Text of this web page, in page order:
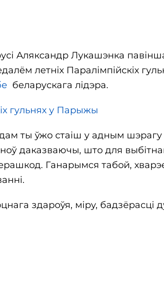
Аляксандр Лукашэнка
летніх Паралімпійскіх
беларускага лідэра.
гульнях у Парыжы
ты ўжо стаіш у адным
даказваючы, што для
Ганарымся табой,
здароўя, міру, бадзёрасці